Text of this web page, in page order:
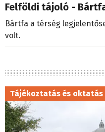
Felföldi tájoló -
Bártfa a térség
volt.
Tájékoztatás és oktatás